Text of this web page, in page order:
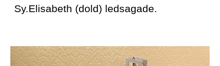
Sy.Elisabeth (dold) ledsagade.